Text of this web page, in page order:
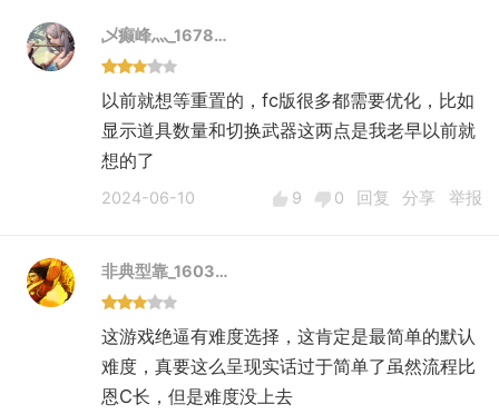
乄癫峰灬_1678…
以前就想等重置的，fc版很多都需要优化，比如
显示道具数量和切换武器这两点是我老早以前就
想的了
2024-06-10 9 0 回复 分享 举报
非典型靠_1603…
这游戏绝逼有难度选择，这肯定是最简单的默认
难度，真要这么呈现实话过于简单了虽然流程比
恩C长，但是难度没上去